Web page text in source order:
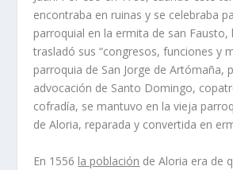
encontraba en ruinas y se celebraba
parroquial en la ermita de san Fausto,
trasladó sus “congresos, funciones y
parroquia de San Jorge de Artómaña,
advocación de Santo Domingo,
cofradía, se mantuvo en la vieja
de Aloria, reparada y convertida en
En 1556 la población de Aloria era de